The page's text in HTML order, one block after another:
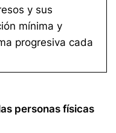
y sus
mínima y
progresiva cada
personas físicas